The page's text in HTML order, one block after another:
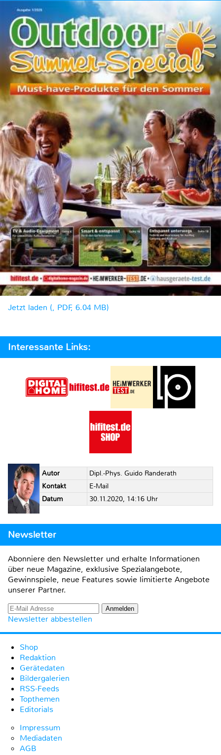
Jetzt laden (, PDF, 6.04 MB)
Interessante Links:
Autor
Dipl.-Phys. Guido Randerath
Kontakt
E-Mail
Datum
30.11.2020, 14:16 Uhr
Newsletter
Abonniere den Newsletter und erhalte Informationen
über neue Magazine, exklusive Spezialangebote,
Gewinnspiele, neue Features sowie limitierte Angebote
unserer Partner.
Newsletter abbestellen
Shop
Redaktion
Gerätedaten
Bildergalerien
RSS-Feeds
Topthemen
Editorials
Impressum
Mediadaten
AGB